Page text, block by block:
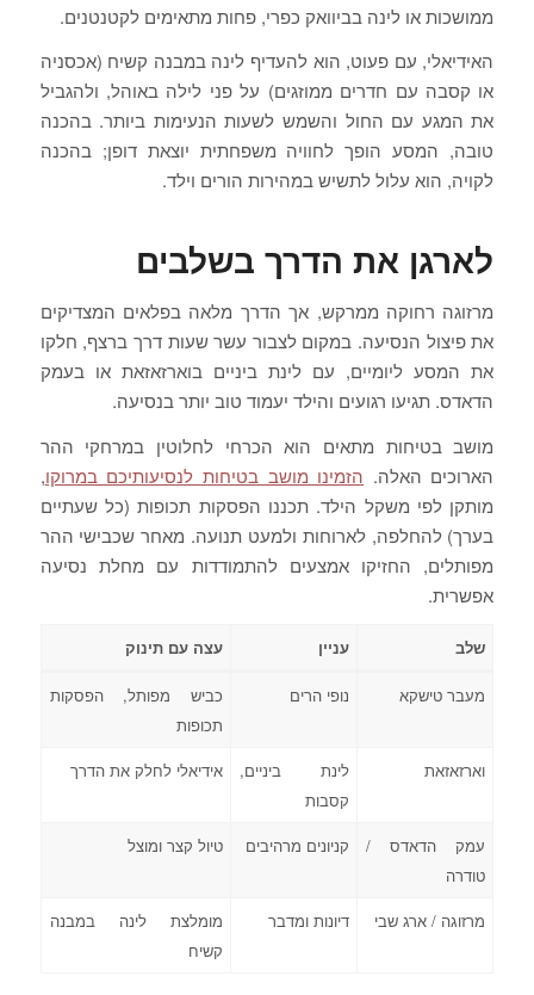
ממושכות או לינה בביוואק כפרי, פחות מתאימים לקטנטנים.
האידיאלי, עם פעוט, הוא להעדיף לינה במבנה קשיח (אכסניה
או קסבה עם חדרים ממוזגים) על פני לילה באוהל, ולהגביל
את המגע עם החול והשמש לשעות הנעימות ביותר. בהכנה
טובה, המסע הופך לחוויה משפחתית יוצאת דופן; בהכנה
לקויה, הוא עלול לתשיש במהירות הורים וילד.
לארגן את הדרך בשלבים
מרזוגה רחוקה ממרקש, אך הדרך מלאה בפלאים המצדיקים
את פיצול הנסיעה. במקום לצבור עשר שעות דרך ברצף, חלקו
את המסע ליומיים, עם לינת ביניים בוארזאזאת או בעמק
הדאדס. תגיעו רגועים והילד יעמוד טוב יותר בנסיעה.
מושב בטיחות מתאים הוא הכרחי לחלוטין במרחקי ההר
הארוכים האלה. הזמינו מושב בטיחות לנסיעותיכם במרוקו,
מותקן לפי משקל הילד. תכננו הפסקות תכופות (כל שעתיים
בערך) להחלפה, לארוחות ולמעט תנועה. מאחר שכבישי ההר
מפותלים, החזיקו אמצעים להתמודדות עם מחלת נסיעה
אפשרית.
שלב עניין עצה עם תינוק
מעבר טישקא נופי הרים
כביש מפותל, הפסקות
תכופות
וארזאזאת
לינת ביניים,
קסבות
אידיאלי לחלק את הדרך
עמק הדאדס /
טודרה
קניונים מרהיבים טיול קצר ומוצל
מרזוגה / ארג שבי דיונות ומדבר
מומלצת לינה במבנה
קשיח